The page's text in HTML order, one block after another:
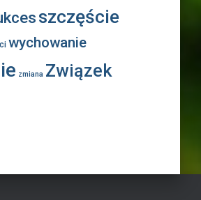
szczęście
wychowanie
zmiana Związek